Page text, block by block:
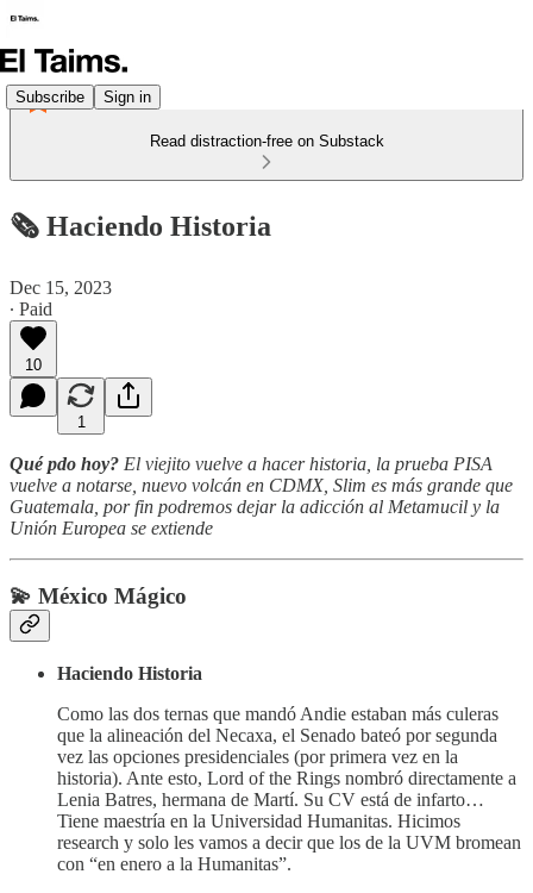
Subscribe Sign in
Read distraction-free on Substack
🗞️ Haciendo Historia
Dec 15, 2023
∙ Paid
10
1
Qué pdo hoy? El viejito vuelve a hacer historia, la prueba PISA
vuelve a notarse, nuevo volcán en CDMX, Slim es más grande que
Guatemala, por fin podremos dejar la adicción al Metamucil y la
Unión Europea se extiende
💫 México Mágico
Haciendo Historia
Como las dos ternas que mandó Andie estaban más culeras
que la alineación del Necaxa, el Senado bateó por segunda
vez las opciones presidenciales (por primera vez en la
historia). Ante esto, Lord of the Rings nombró directamente a
Lenia Batres, hermana de Martí. Su CV está de infarto…
Tiene maestría en la Universidad Humanitas. Hicimos
research y solo les vamos a decir que los de la UVM bromean
con “en enero a la Humanitas”.